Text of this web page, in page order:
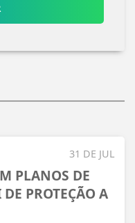
31 DE JUL
PLANOS DE
PROTEÇÃO A